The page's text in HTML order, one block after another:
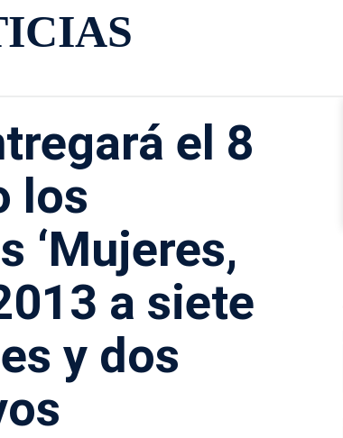
el 8
los
‘Mujeres,
a siete
y dos